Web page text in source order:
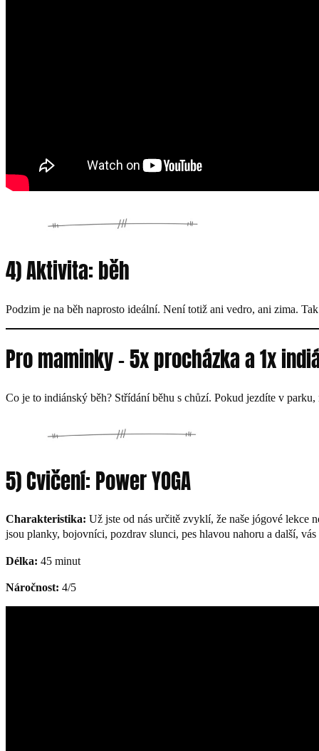
4) Aktivita: běh
Podzim je na běh naprosto ideální. Není totiž ani vedro, ani zima.
Pro maminky – 5x procházka a 1x
Co je to indiánský běh? Střídání běhu s chůzí. Pokud jezdíte v
5) Cvičení: Power YOGA
Charakteristika: Už jste od nás určitě zvyklí, že naše jógové lekce
jsou planky, bojovníci, pozdrav slunci, pes hlavou nahoru a další,
Délka: 45 minut
Náročnost: 4/5